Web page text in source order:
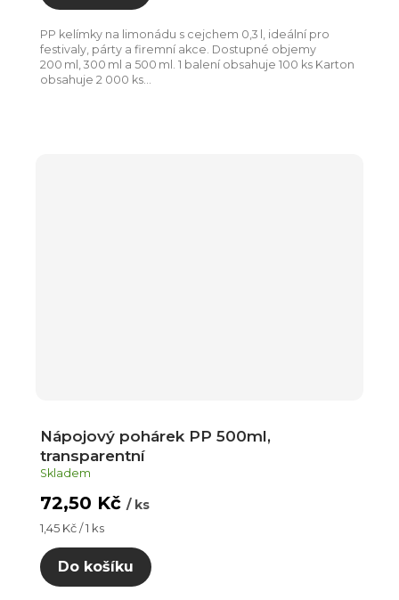
PP kelímky na limonádu s cejchem 0,3 l, ideální pro
festivaly, párty a firemní akce. Dostupné objemy
200 ml, 300 ml a 500 ml. 1 balení obsahuje 100 ks Karton
obsahuje 2 000 ks...
Nápojový pohárek PP 500ml,
transparentní
Skladem
72,50 Kč / ks
Měrná
1,45 Kč / 1 ks
Do košíku